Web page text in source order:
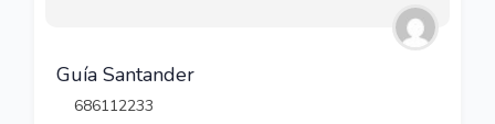
Guía Santander
686112233